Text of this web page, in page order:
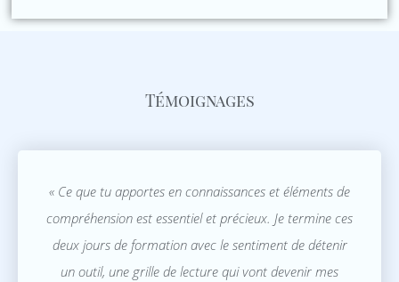
Témoignages
« Ce que tu apportes en connaissances et éléments de
compréhension est essentiel et précieux. Je termine ces
deux jours de formation avec le sentiment de détenir
un outil, une grille de lecture qui vont devenir mes